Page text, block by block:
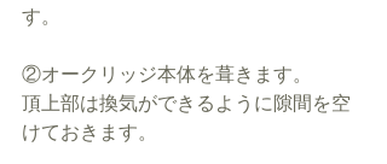
す。
②オークリッジ本体を葺きます。
頂上部は換気ができるように隙間を空
けておきます。